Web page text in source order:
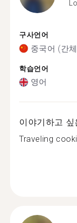
구사언어
중국어 (간
학습언어
영어
이야기하고 싶
Traveling